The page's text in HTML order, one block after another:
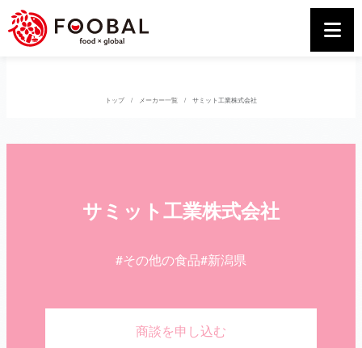
トップ メーカー一覧 サミット工業株式会社
サミット工業株式会社
#その他の食品#新潟県
商談を申し込む